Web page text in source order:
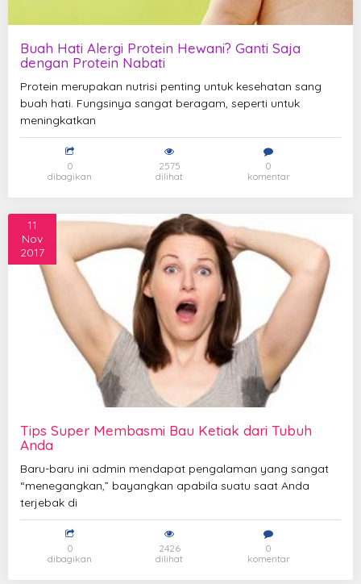
Buah Hati Alergi Protein Hewani? Ganti Saja
dengan Protein Nabati
Protein merupakan nutrisi penting untuk kesehatan sang
buah hati. Fungsinya sangat beragam, seperti untuk
meningkatkan
0
dibagikan
2575
dilihat
0
komentar
Tips Super Membasmi Bau Ketiak dari Tubuh
Anda
11
Nov
2017
Baru-baru ini admin mendapat pengalaman yang sangat
“menegangkan,” bayangkan apabila suatu saat Anda
terjebak di
0
dibagikan
2426
dilihat
0
komentar